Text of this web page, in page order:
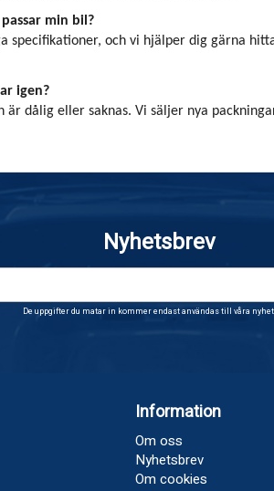
min bil?
specifikationer, och vi hjälper dig gärna
igen?
är dålig eller saknas. Vi säljer nya
Nyhetsbrev
De uppgifter du matar in kommer endast användas till våra
Information
Om oss
Nyhetsbrev
Om cookies